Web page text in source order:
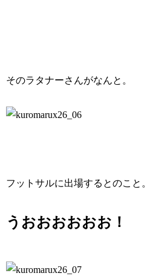
そのラタナーさんがなんと。
フットサルに出場するとのこと。
うおおおおおお！